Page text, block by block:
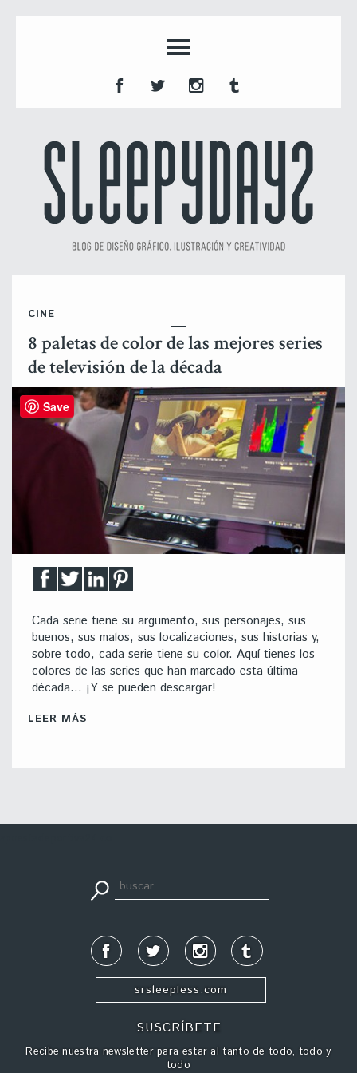
CINE
8 paletas de color de las mejores series
de televisión de la década
Cada serie tiene su argumento, sus personajes, sus
buenos, sus malos, sus localizaciones, sus historias y,
sobre todo, cada serie tiene su color. Aquí tienes los
colores de las series que han marcado esta última
década… ¡Y se pueden descargar!
LEER MÁS
srsleepless.com
SUSCRÍBETE
Recibe nuestra newsletter para estar al tanto de todo, todo y
todo
Save